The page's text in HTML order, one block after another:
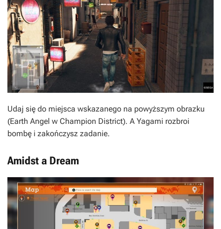
Udaj się do miejsca wskazanego na powyższym obrazku
(Earth Angel w Champion District). A Yagami rozbroi
bombę i zakończysz zadanie.
Amidst a Dream